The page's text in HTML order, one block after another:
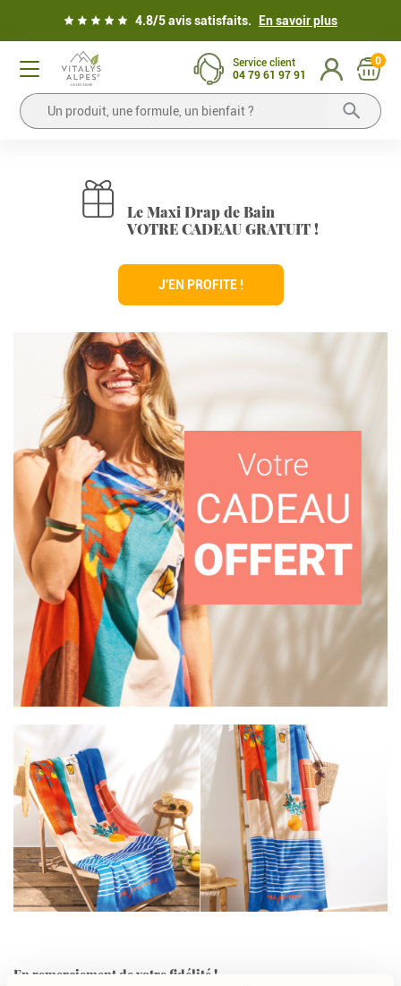
4.8/5 avis satisfaits. En savoir plus
Service client
04 79 61 97 91
0
Le Maxi Drap de Bain
VOTRE CADEAU GRATUIT !
J'EN PROFITE !
En remerciement de votre fidélité !